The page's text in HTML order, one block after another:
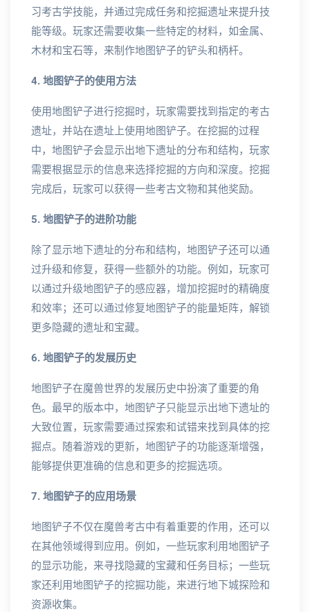
习考古学技能，并通过完成任务和挖掘遗址来提升技
能等级。玩家还需要收集一些特定的材料，如金属、
木材和宝石等，来制作地图铲子的铲头和柄杆。
4. 地图铲子的使用方法
使用地图铲子进行挖掘时，玩家需要找到指定的考古
遗址，并站在遗址上使用地图铲子。在挖掘的过程
中，地图铲子会显示出地下遗址的分布和结构，玩家
需要根据显示的信息来选择挖掘的方向和深度。挖掘
完成后，玩家可以获得一些考古文物和其他奖励。
5. 地图铲子的进阶功能
除了显示地下遗址的分布和结构，地图铲子还可以通
过升级和修复，获得一些额外的功能。例如，玩家可
以通过升级地图铲子的感应器，增加挖掘时的精确度
和效率；还可以通过修复地图铲子的能量矩阵，解锁
更多隐藏的遗址和宝藏。
6. 地图铲子的发展历史
地图铲子在魔兽世界的发展历史中扮演了重要的角
色。最早的版本中，地图铲子只能显示出地下遗址的
大致位置，玩家需要通过探索和试错来找到具体的挖
掘点。随着游戏的更新，地图铲子的功能逐渐增强，
能够提供更准确的信息和更多的挖掘选项。
7. 地图铲子的应用场景
地图铲子不仅在魔兽考古中有着重要的作用，还可以
在其他领域得到应用。例如，一些玩家利用地图铲子
的显示功能，来寻找隐藏的宝藏和任务目标；一些玩
家还利用地图铲子的挖掘功能，来进行地下城探险和
资源收集。